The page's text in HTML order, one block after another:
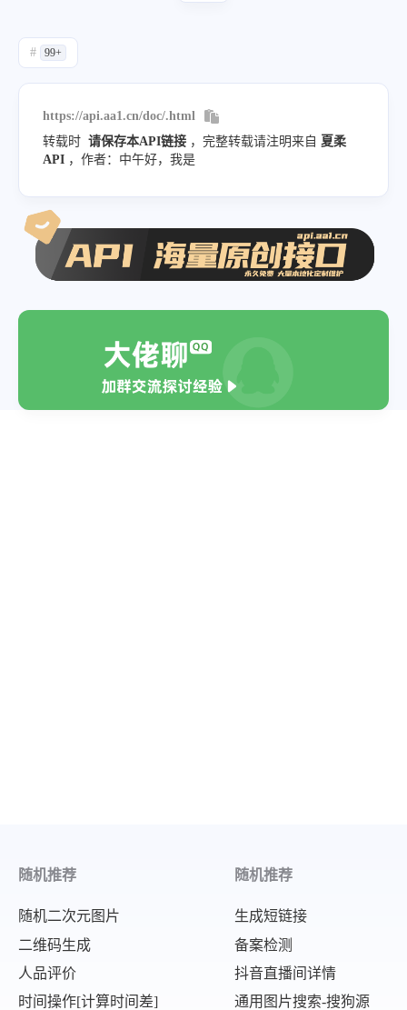
# 99+
https://api.aa1.cn/doc/.html
转载时 请保存本API链接 ，完整转载请注明来自 夏柔
API ，作者：中午好，我是
随机推荐
随机二次元图片
二维码生成
人品评价
时间操作[计算时间差]
随机推荐
生成短链接
备案检测
抖音直播间详情
通用图片搜索-搜狗源